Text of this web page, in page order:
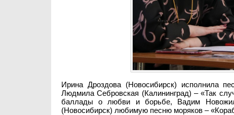
Ирина Дроздова (Новосибирск) исполнила
Людмила Себровская (Калининград) – «Так
баллады о любви и борьбе, Вадим
(Новосибирск) любимую песню моряков –